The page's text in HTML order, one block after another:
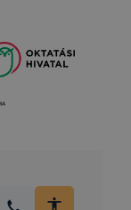
mérését és
által
a